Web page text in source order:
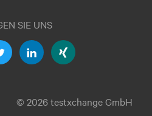
SIE UNS
© 2026 testxchange GmbH